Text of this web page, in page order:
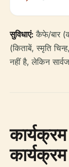
सुविधाएं: कैफे/बार
(किताबें, स्मृति
नहीं है, लेकिन
कार्यक्रम